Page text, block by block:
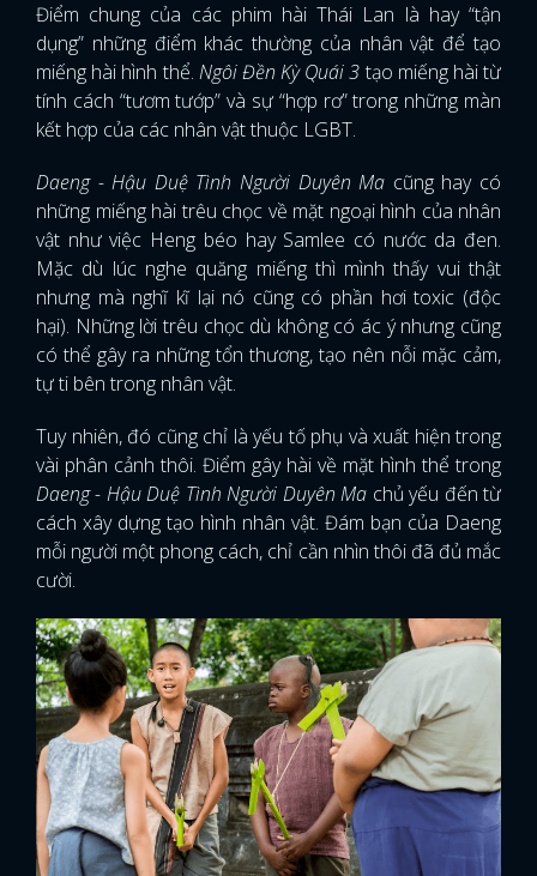
Điểm chung của các phim hài Thái Lan là hay “tận
dụng” những điểm khác thường của nhân vật để tạo
miếng hài hình thể. Ngôi Đền Kỳ Quái 3 tạo miếng hài từ
tính cách “tươm tướp” và sự “hợp rơ” trong những màn
kết hợp của các nhân vật thuộc LGBT.
Daeng - Hậu Duệ Tình Người Duyên Ma cũng hay có
những miếng hài trêu chọc về mặt ngoại hình của nhân
vật như việc Heng béo hay Samlee có nước da đen.
Mặc dù lúc nghe quăng miếng thì mình thấy vui thật
nhưng mà nghĩ kĩ lại nó cũng có phần hơi toxic (độc
hại). Những lời trêu chọc dù không có ác ý nhưng cũng
có thể gây ra những tổn thương, tạo nên nỗi mặc cảm,
tự ti bên trong nhân vật.
Tuy nhiên, đó cũng chỉ là yếu tố phụ và xuất hiện trong
vài phân cảnh thôi. Điểm gây hài về mặt hình thể trong
Daeng - Hậu Duệ Tình Người Duyên Ma chủ yếu đến từ
cách xây dựng tạo hình nhân vật. Đám bạn của Daeng
mỗi người một phong cách, chỉ cần nhìn thôi đã đủ mắc
cười.